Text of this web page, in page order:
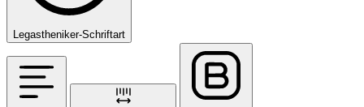
Legastheniker-Schriftart